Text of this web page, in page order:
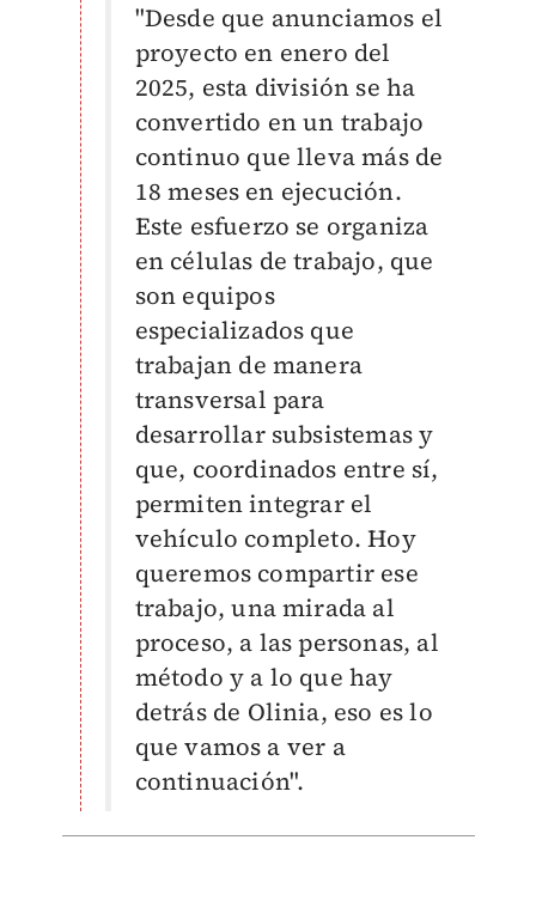
"Desde que anunciamos el
proyecto en enero del
2025, esta división se ha
convertido en un trabajo
continuo que lleva más de
18 meses en ejecución.
Este esfuerzo se organiza
en células de trabajo, que
son equipos
especializados que
trabajan de manera
transversal para
desarrollar subsistemas y
que, coordinados entre sí,
permiten integrar el
vehículo completo. Hoy
queremos compartir ese
trabajo, una mirada al
proceso, a las personas, al
método y a lo que hay
detrás de Olinia, eso es lo
que vamos a ver a
continuación".